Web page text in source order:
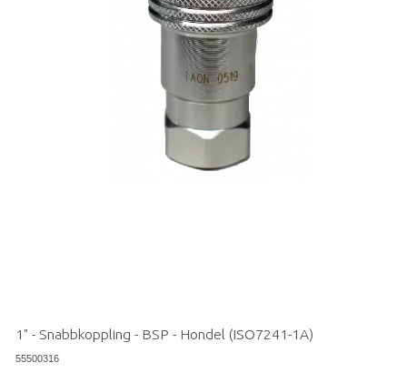
1" - Snabbkoppling - BSP - Hondel (ISO7241-1A)
55500316